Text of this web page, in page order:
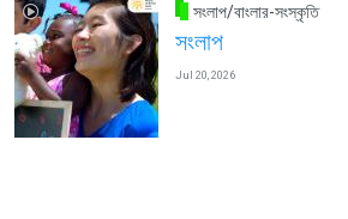
সংলাপ/বাংলার-সংস্কৃতি
সংলাপ
Jul 20, 2026